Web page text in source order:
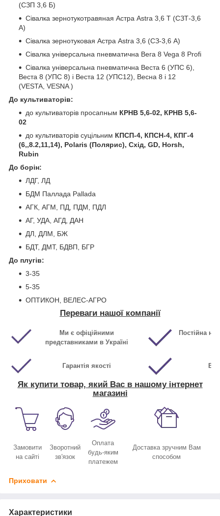
(СЗП 3,6 Б)
Сівалка зернотукотравяная Астра Astra 3,6 Т (СЗТ-3,6
А)
Сівалка зернотуковая Астра Astra 3,6 (СЗ-3,6 А)
Сівалка універсальна пневматична Вега 8 Vega 8 Profi
Сівалка універсальна пневматична Веста 6 (УПС 6),
Веста 8 (УПС 8) і Веста 12 (УПС12), Весна 8 і 12
(VESTA, VESNA )
До культиваторів:
до культиваторів просапным КРНВ 5,6-02, КРНВ 5,6-
02
до культиваторів суцільним КПСП-4, КПСН-4, КПГ-4
(6,,8.2,11,14), Polaris (Полярис), Схід, GD, Horsh,
Rubin
До борін:
ЛДГ, ЛД
БДМ Паллада Pallada
АГК, АГМ, ПД, ПДМ, ПДЛ
АГ, УДА, АГД, ДАН
ДЛ, ДЛМ, БЖ
БДТ, ДМТ, БДВП, БГР
До плугів:
3-35
5-35
ОПТИКОН, ВЕЛЕС-АГРО
Переваги нашої компанії
Ми є офіційними
представниками в Україні
Постійна
Гарантія якості
Як купити товар, який Вас в нашому інтернет
магазині
Замовити
на сайті
Зворотний
зв'язок
Оплата
будь-яким
платежем
Доставка зручним Вам
способом
Приховати
Характеристики